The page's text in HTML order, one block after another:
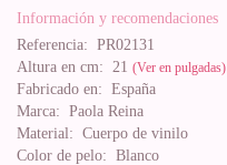
Información y recomendaciones
Referencia: PR02131
Altura en cm: 21 (Ver en pulgadas)
Fabricado en: España
Marca: Paola Reina
Material: Cuerpo de vinilo
Color de pelo: Blanco